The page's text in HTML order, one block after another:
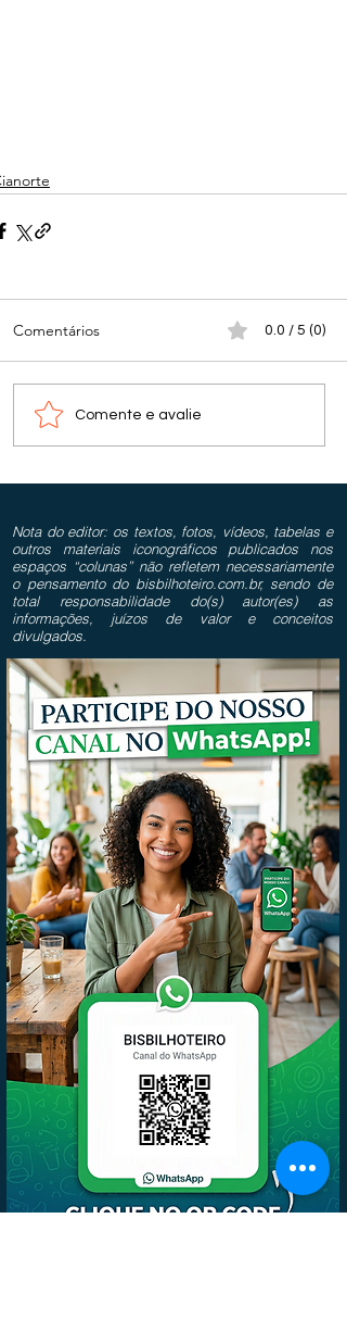
Comentários 0.0 / 5 (0)
Comente e avalie
Nota do editor: os textos, fotos, vídeos, tabelas e
outros materiais iconográficos publicados nos
espaços “colunas” não refletem necessariamente
o pensamento do bisbilhoteiro.com.br, sendo de
total responsabilidade do(s) autor(es) as
informações, juízos de valor e conceitos
divulgados.